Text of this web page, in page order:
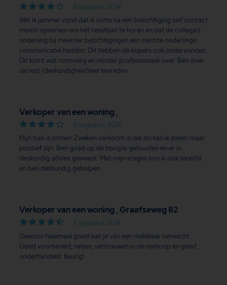
8 augustus 2014
Wat ik jammer vond dat ik soms na een bezichtiging zelf contact
moest opnemen om het resultaat te horen en dat de collega's
onderling bij meerder bezichtigingen een slechte onderlinge
communicatie hadden. Dit hebben de kopers ook ondervonden.
Dit komt wat rommelig en minder professioneel over. Ben over
de rest (deskundigheid)wel tevreden
Verkoper van een woning ,
8 augustus 2014
Mijn huis is binnen 2 weken verkocht in die zin kan ik alleen maar
positief zijn. Ben goed op de hoogte gehouden en er is
deskundig advies geweest. Met mijn vragen kon ik ook terecht
en ben deskundig geholpen.
Verkoper van een woning , Graafseweg 82
7 augustus 2014
Gewoon helemaal goed wat je van een makelaar verwacht.
Goed voorbereid, netjes, vertrouwen in de verkoop en goed
onderhandeld. Keurig!